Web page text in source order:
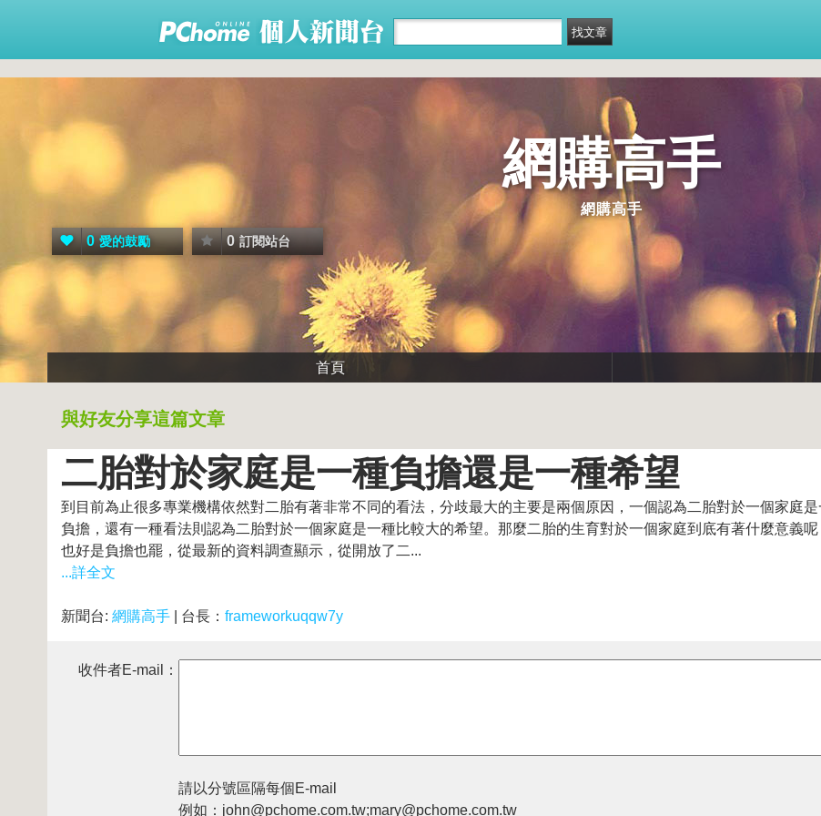
網購高手
網購高手
0 愛的鼓勵 0 訂閱站台
首頁
與好友分享這篇文章
二胎對於家庭是一種負擔還是一種希望
到目前為止很多專業機構依然對二胎有著非常不同的看法，分歧最大的主要是兩個原因，一個認為二胎對於一個家庭
負擔，還有一種看法則認為二胎對於一個家庭是一種比較大的希望。那麼二胎的生育對於一個家庭到底有著什麼意義
也好是負擔也罷，從最新的資料調查顯示，從開放了二...
...詳全文
新聞台: 網購高手 | 台長： frameworkuqqw7y
收件者E-mail：
請以分號區隔每個E-mail
例如：john@pchome.com.tw;mary@pchome.com.tw